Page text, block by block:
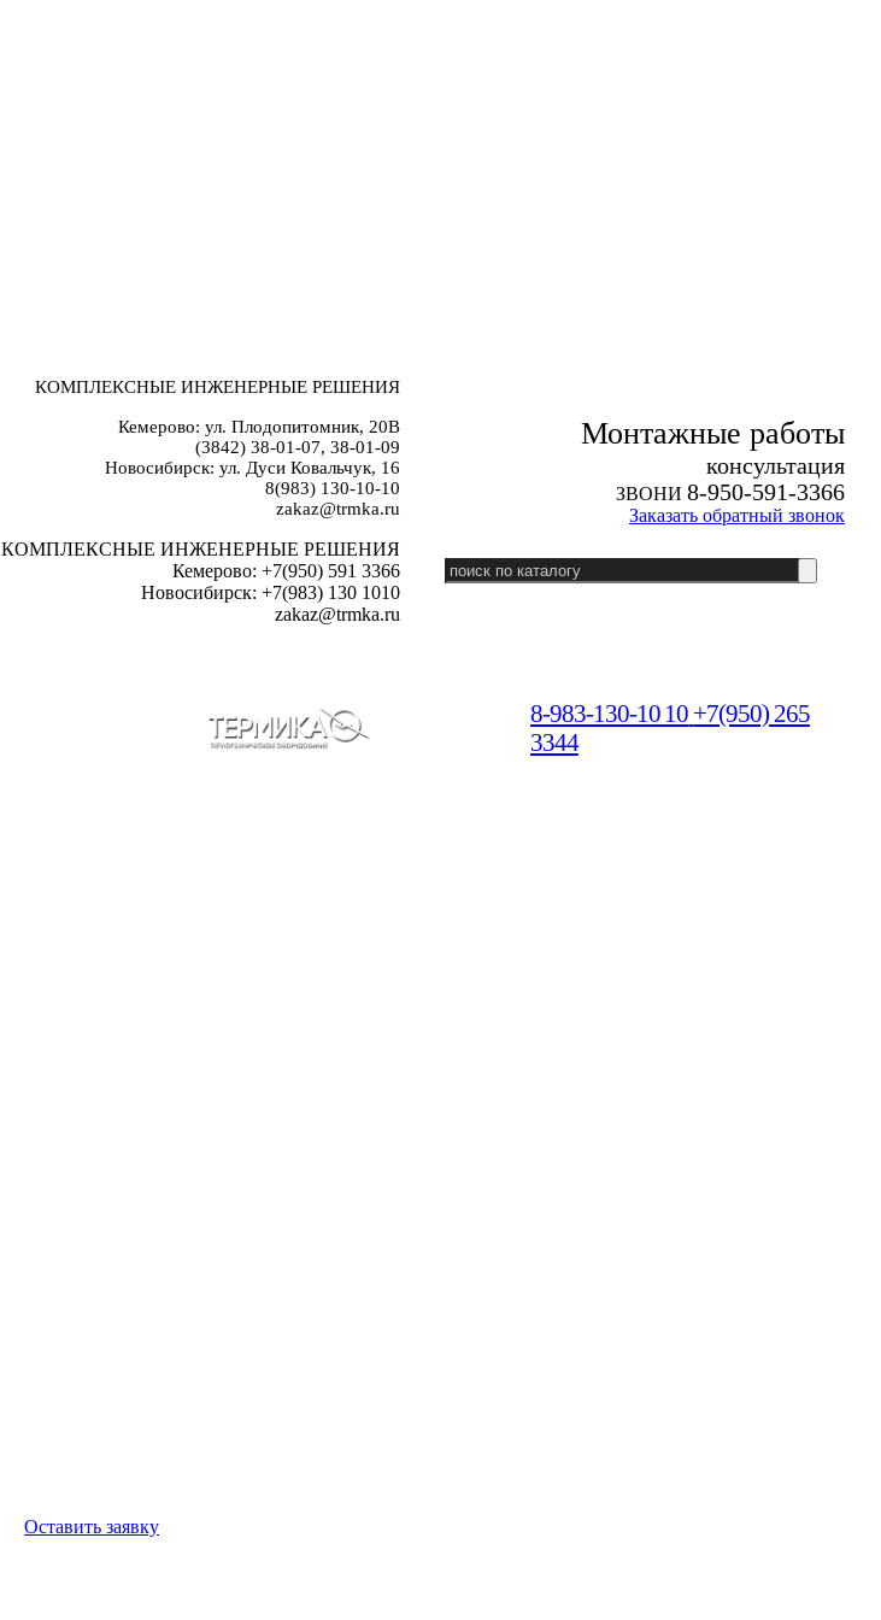
КОМПЛЕКСНЫЕ ИНЖЕНЕРНЫЕ РЕШЕНИЯ
Кемерово: ул. Плодопитомник, 20В
(3842) 38-01-07, 38-01-09
Новосибирск: ул. Дуси Ковальчук, 16
8(983) 130-10-10
zakaz@trmka.ru
КОМПЛЕКСНЫЕ ИНЖЕНЕРНЫЕ РЕШЕНИЯ
Кемерово: +7(950) 591 3366
Новосибирск: +7(983) 130 1010
zakaz@trmka.ru
Монтажные работы
консультация
ЗВОНИ 8-950-591-3366
Заказать обратный звонок
Оставить заявку
8-983-130-10 10 +7(950) 265
3344